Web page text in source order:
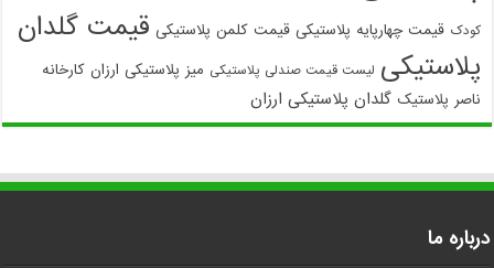
کودک قیمت چهارپایه پلاستیکی قیمت کلمن پلاستیکی قیمت گلدان
پلاستیکی لیست قیمت صندلی پلاستیکی میز پلاستیکی ارزان کارخانه
ناصر پلاستیک گلدان پلاستیکی ارزان
درباره ما